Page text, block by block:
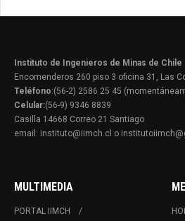
Instituto de Ingenieros de Minas de Chile
Encomenderos 260 piso 3 oficina 31, Las
Teléfono:(56-2) 2586 25 45
Celular:(56-9) 9346 8839
Casilla 14668 Correo 21 Santiago
email: instituto@iimch.cl o
MULTIMEDIA
PORTAL IIMCH